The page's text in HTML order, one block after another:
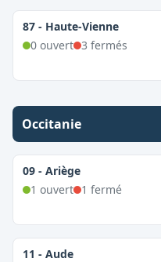
87 - Haute-Vienne
0ouvert 3 fermés
Occitanie
09 - Ariège
1 ouvert 1 fermé
11 - Aude